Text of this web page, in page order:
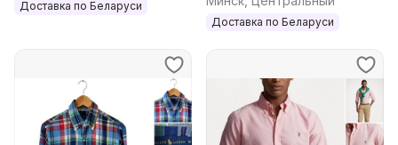
Доставка по Беларуси
Доставка по Беларуси